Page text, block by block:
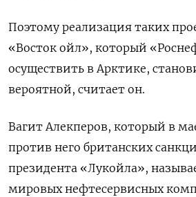
Поэтому реализация таких
«Восток ойл», который
осуществить в Арктике,
вероятной, считает он.
Вагит Алекперов, который в
против него британских
президента «Лукойла»,
мировых нефтесервисных